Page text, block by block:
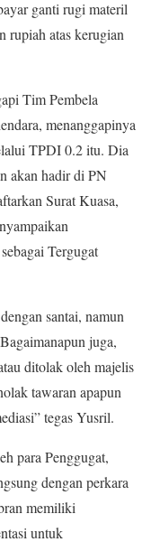
ganti rugi materil
rupiah atas kerugian
Tim Pembela
menanggapinya
TPDI 0.2 itu. Dia
akan hadir di PN
Surat Kuasa,
Tergugat
santai, namun
juga,
ditolak oleh majelis
tawaran apapun
tegas Yusril.
para Penggugat,
dengan perkara
memiliki
untuk